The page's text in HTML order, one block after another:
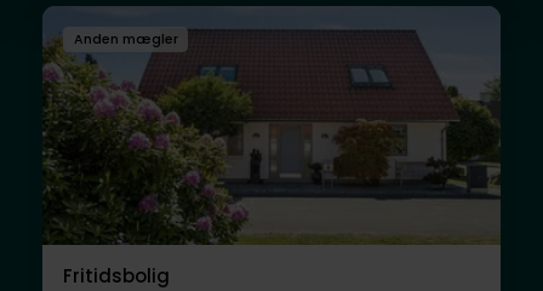
Anden mægler
Fritidsbolig